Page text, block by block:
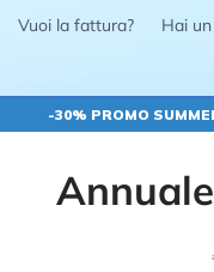
Vuoi la fattura? Hai
-30% PROMO
Annuale